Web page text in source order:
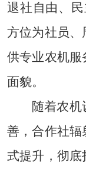
退社自由、
方位为社员、
供专业农机
面貌。
随着农
善，合作社辐
式提升，彻底